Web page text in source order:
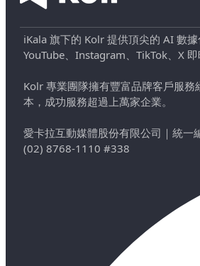
iKala 旗下的 Kolr 提供頂尖的 AI 數
YouTube、Instagram、TikTok、X
Kolr 專業團隊擁有豐富品牌客戶服
本，成功服務超過上萬家企業。
愛卡拉互動媒體股份有限公司 ｜ 統一
(02) 8768-1110 #338